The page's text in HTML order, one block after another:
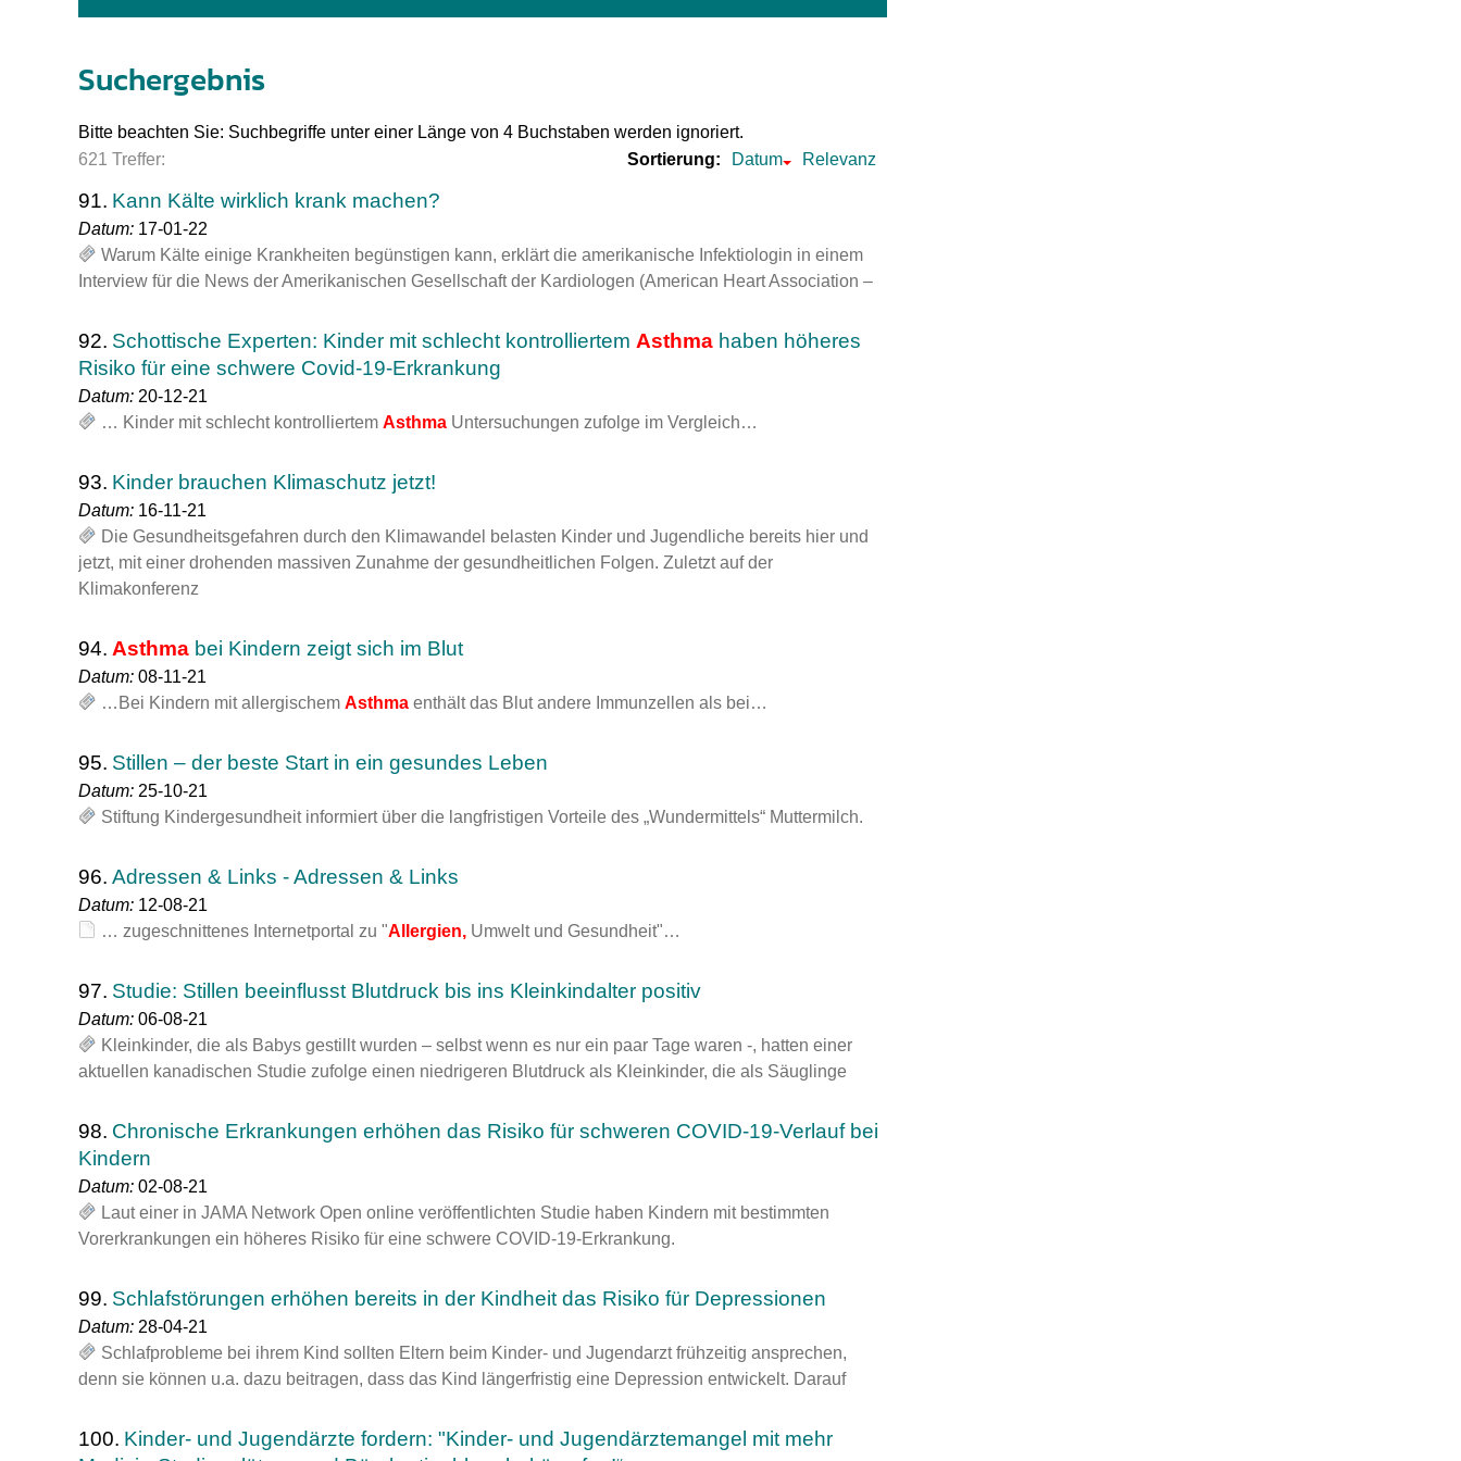
Impfsicherheit
Recht auf Impfung
Vorsorge- und Impferinnerung
Notdienste
Empfehlungen zum Bildschirmmediengebrauch
Material zu den Vorsorgen
Entwicklungskalender
Broschüren und Informationsflyer
Suchergebnis
Bitte beachten Sie: Suchbegriffe unter einer Länge von 4 Buchstaben werden ignoriert.
621 Treffer:
Sortierung: Datum Relevanz
91. Kann Kälte wirklich krank machen?
Datum: 17-01-22
Warum Kälte einige Krankheiten begünstigen kann, erklärt die amerikanische Infektiologin in einem
Interview für die News der Amerikanischen Gesellschaft der Kardiologen (American Heart Association –
92. Schottische Experten: Kinder mit schlecht kontrolliertem Asthma haben höheres
Risiko für eine schwere Covid-19-Erkrankung
Datum: 20-12-21
… Kinder mit schlecht kontrolliertem Asthma Untersuchungen zufolge im Vergleich…
93. Kinder brauchen Klimaschutz jetzt!
Datum: 16-11-21
Die Gesundheitsgefahren durch den Klimawandel belasten Kinder und Jugendliche bereits hier und
jetzt, mit einer drohenden massiven Zunahme der gesundheitlichen Folgen. Zuletzt auf der
Klimakonferenz
94. Asthma bei Kindern zeigt sich im Blut
Datum: 08-11-21
…Bei Kindern mit allergischem Asthma enthält das Blut andere Immunzellen als bei…
95. Stillen – der beste Start in ein gesundes Leben
Datum: 25-10-21
Stiftung Kindergesundheit informiert über die langfristigen Vorteile des „Wundermittels“ Muttermilch.
96. Adressen & Links - Adressen & Links
Datum: 12-08-21
… zugeschnittenes Internetportal zu "Allergien, Umwelt und Gesundheit"…
97. Studie: Stillen beeinflusst Blutdruck bis ins Kleinkindalter positiv
Datum: 06-08-21
Kleinkinder, die als Babys gestillt wurden – selbst wenn es nur ein paar Tage waren -, hatten einer
aktuellen kanadischen Studie zufolge einen niedrigeren Blutdruck als Kleinkinder, die als Säuglinge
98. Chronische Erkrankungen erhöhen das Risiko für schweren COVID-19-Verlauf bei
Kindern
Datum: 02-08-21
Laut einer in JAMA Network Open online veröffentlichten Studie haben Kindern mit bestimmten
Vorerkrankungen ein höheres Risiko für eine schwere COVID-19-Erkrankung.
99. Schlafstörungen erhöhen bereits in der Kindheit das Risiko für Depressionen
Datum: 28-04-21
Schlafprobleme bei ihrem Kind sollten Eltern beim Kinder- und Jugendarzt frühzeitig ansprechen,
denn sie können u.a. dazu beitragen, dass das Kind längerfristig eine Depression entwickelt. Darauf
100. Kinder- und Jugendärzte fordern: "Kinder- und Jugendärztemangel mit mehr